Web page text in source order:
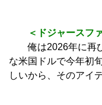
＜ドジャースファ
俺は2026年に再び
な米国ドルで今年初
しいから、そのアイ